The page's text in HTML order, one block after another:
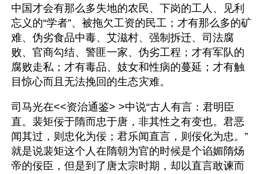
中国才会有那么多失地的农民、下岗的工人、见利
忘义的“学者”、被拖欠工资的民工；才有那么多的矿
难、伪劣食品中毒、艾滋村、强制拆迁、司法腐
败、官商勾结、警匪一家、伪劣工程；才有军队的
腐败走私；才有毒品、妓女和性病的蔓延；才有触
目惊心而且无法挽回的生态灾难。
司马光在<<资治通鉴> >中说“古人有言：君明臣
直。裴矩佞于隋而忠于唐，非其性之有变也。君恶
闻其过，则忠化为佞；君乐闻直言，则佞化为忠。”
就是说裴矩这个人在隋朝为官的时候是个谄媚隋炀
帝的佞臣，但是到了唐太宗时期，却以直言敢谏而